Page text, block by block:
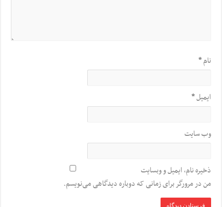
نام*
ایمیل*
وب‌ سایت
ذخیره نام، ایمیل و وبسایت
من در مرورگر برای زمانی که دوباره دیدگاهی می‌نویسم.